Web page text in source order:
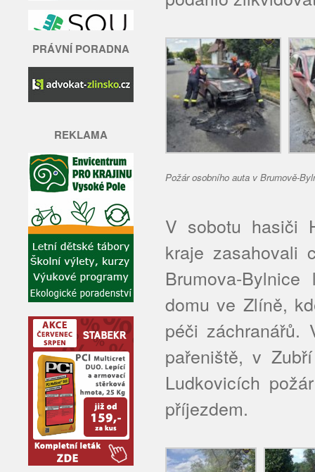
PRÁVNÍ PORADNA
REKLAMA
Požár osobního auta v Brumově-
V sobotu hasiči
kraje zasahovali
Brumova-
domu ve Zlíně,
péči záchranářů.
pařeniště, v
Ludkovicích
příjezdem.